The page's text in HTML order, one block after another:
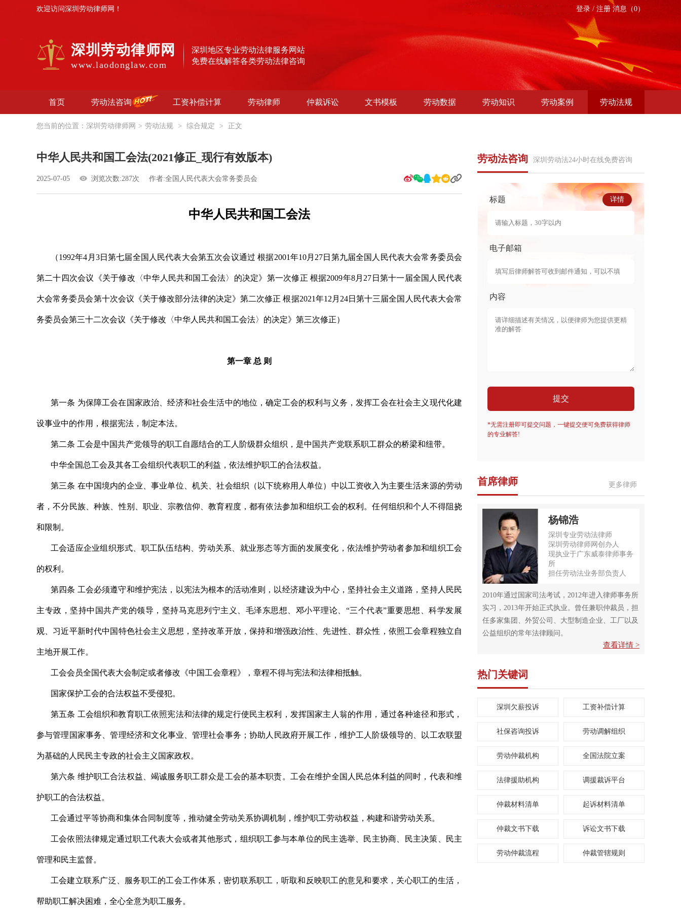
欢迎访问深圳劳动律师网！ 登录 / 注册 消息（0）
深圳劳动律师网
www.laodonglaw.com
深圳地区专业劳动法律服务网站
免费在线解答各类劳动法律咨询
首页 劳动法咨询 工资补偿计算 劳动律师 仲裁诉讼 文书模板 劳动数据 劳动知识 劳动案例 劳动法规
您当前的位置： 深圳劳动律师网 > 劳动法规 > 综合规定 > 正文
中华人民共和国工会法(2021修正_现行有效版本)
2025-07-05 浏览次数:287次 作者:全国人民代表大会常务委员会
中华人民共和国工会法
（1992年4月3日第七届全国人民代表大会第五次会议通过 根据2001年10月27日第九届全国人民代表大会常务委员会
第二十四次会议《关于修改〈中华人民共和国工会法〉的决定》第一次修正 根据2009年8月27日第十一届全国人民代表
大会常务委员会第十次会议《关于修改部分法律的决定》第二次修正 根据2021年12月24日第十三届全国人民代表大会常
务委员会第三十二次会议《关于修改〈中华人民共和国工会法〉的决定》第三次修正）
第一章 总 则
第一条 为保障工会在国家政治、经济和社会生活中的地位，确定工会的权利与义务，发挥工会在社会主义现代化建
设事业中的作用，根据宪法，制定本法。
第二条 工会是中国共产党领导的职工自愿结合的工人阶级群众组织，是中国共产党联系职工群众的桥梁和纽带。
中华全国总工会及其各工会组织代表职工的利益，依法维护职工的合法权益。
第三条 在中国境内的企业、事业单位、机关、社会组织（以下统称用人单位）中以工资收入为主要生活来源的劳动
者，不分民族、种族、性别、职业、宗教信仰、教育程度，都有依法参加和组织工会的权利。任何组织和个人不得阻挠
和限制。
工会适应企业组织形式、职工队伍结构、劳动关系、就业形态等方面的发展变化，依法维护劳动者参加和组织工会
的权利。
第四条 工会必须遵守和维护宪法，以宪法为根本的活动准则，以经济建设为中心，坚持社会主义道路，坚持人民民
主专政，坚持中国共产党的领导，坚持马克思列宁主义、毛泽东思想、邓小平理论、“三个代表”重要思想、科学发展
观、习近平新时代中国特色社会主义思想，坚持改革开放，保持和增强政治性、先进性、群众性，依照工会章程独立自
主地开展工作。
工会会员全国代表大会制定或者修改《中国工会章程》，章程不得与宪法和法律相抵触。
国家保护工会的合法权益不受侵犯。
第五条 工会组织和教育职工依照宪法和法律的规定行使民主权利，发挥国家主人翁的作用，通过各种途径和形式，
参与管理国家事务、管理经济和文化事业、管理社会事务；协助人民政府开展工作，维护工人阶级领导的、以工农联盟
为基础的人民民主专政的社会主义国家政权。
第六条 维护职工合法权益、竭诚服务职工群众是工会的基本职责。工会在维护全国人民总体利益的同时，代表和维
护职工的合法权益。
工会通过平等协商和集体合同制度等，推动健全劳动关系协调机制，维护职工劳动权益，构建和谐劳动关系。
工会依照法律规定通过职工代表大会或者其他形式，组织职工参与本单位的民主选举、民主协商、民主决策、民主
管理和民主监督。
工会建立联系广泛、服务职工的工会工作体系，密切联系职工，听取和反映职工的意见和要求，关心职工的生活，
帮助职工解决困难，全心全意为职工服务。
劳动法咨询 深圳劳动法24小时在线免费咨询
详情
标题
电子邮箱
内容
提交
*无需注册即可提交问题，一键提交便可免费获得律师
的专业解答!
首席律师 更多律师
杨锦浩
深圳专业劳动法律师
深圳劳动律师网创办人
现执业于广东威泰律师事务
所
担任劳动法业务部负责人
2010年通过国家司法考试，2012年进入律师事务所
实习，2013年开始正式执业。曾任兼职仲裁员，担
任多家集团、外贸公司、大型制造企业、工厂以及
公益组织的常年法律顾问。
查看详情 >
热门关键词
深圳欠薪投诉 工资补偿计算
社保咨询投诉 劳动调解组织
劳动仲裁机构 全国法院立案
法律援助机构 调援裁诉平台
仲裁材料清单 起诉材料清单
仲裁文书下载 诉讼文书下载
劳动仲裁流程 仲裁管辖规则